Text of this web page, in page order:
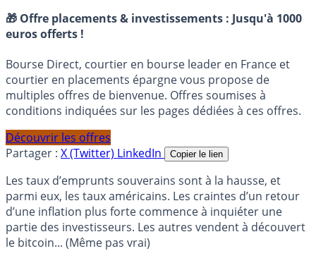
🎁 Offre placements & investissements : Jusqu'à 1000
euros offerts !
Bourse Direct, courtier en bourse leader en France et
courtier en placements épargne vous propose de
multiples offres de bienvenue. Offres soumises à
conditions indiquées sur les pages dédiées à ces offres.
Découvrir les offres
Partager : X (Twitter) LinkedIn Copier le lien
Les taux d’emprunts souverains sont à la hausse, et
parmi eux, les taux américains. Les craintes d’un retour
d’une inflation plus forte commence à inquiéter une
partie des investisseurs. Les autres vendent à découvert
le bitcoin... (Même pas vrai)